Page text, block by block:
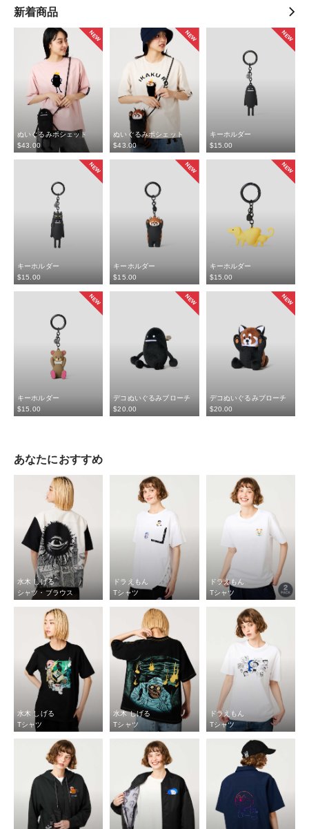
新着商品
NEW
ぬいぐるみポシェット
$‌43.00
NEW
ぬいぐるみポシェット
$‌43.00
NEW
キーホルダー
$‌15.00
NEW
キーホルダー
$‌15.00
NEW
キーホルダー
$‌15.00
NEW
キーホルダー
$‌15.00
NEW
キーホルダー
$‌15.00
NEW
デコぬいぐるみブローチ
$‌20.00
NEW
デコぬいぐるみブローチ
$‌20.00
あなたにおすすめ
水木 しげる
シャツ・ブラウス
ドラえもん
Tシャツ
ドラえもん
Tシャツ
水木 しげる
Tシャツ
水木 しげる
Tシャツ
ドラえもん
Tシャツ